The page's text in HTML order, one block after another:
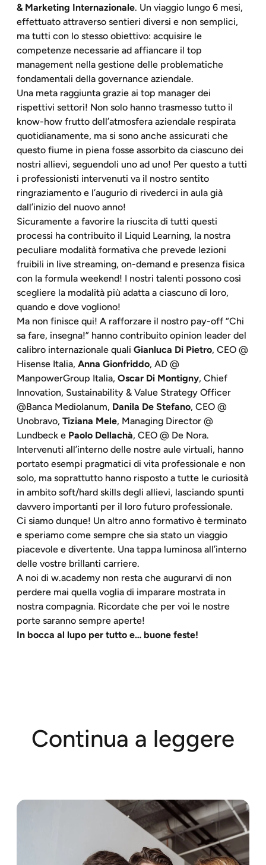
& Marketing Internazionale. Un viaggio lungo 6 mesi,
effettuato attraverso sentieri diversi e non semplici,
ma tutti con lo stesso obiettivo: acquisire le
competenze necessarie ad affiancare il top
management nella gestione delle problematiche
fondamentali della governance aziendale.
Una meta raggiunta grazie ai top manager dei
rispettivi settori! Non solo hanno trasmesso tutto il
know-how frutto dell’atmosfera aziendale respirata
quotidianamente, ma si sono anche assicurati che
questo fiume in piena fosse assorbito da ciascuno dei
nostri allievi, seguendoli uno ad uno! Per questo a tutti
i professionisti intervenuti va il nostro sentito
ringraziamento e l’augurio di rivederci in aula già
dall’inizio del nuovo anno!
Sicuramente a favorire la riuscita di tutti questi
processi ha contribuito il Liquid Learning, la nostra
peculiare modalità formativa che prevede lezioni
fruibili in live streaming, on-demand e presenza fisica
con la formula weekend! I nostri talenti possono così
scegliere la modalità più adatta a ciascuno di loro,
quando e dove vogliono!
Ma non finisce qui! A rafforzare il nostro pay-off “Chi
sa fare, insegna!” hanno contribuito opinion leader del
calibro internazionale quali Gianluca Di Pietro, CEO @
Hisense Italia, Anna Gionfriddo, AD @
ManpowerGroup Italia, Oscar Di Montigny, Chief
Innovation, Sustainability & Value Strategy Officer
@Banca Mediolanum, Danila De Stefano, CEO @
Unobravo, Tiziana Mele, Managing Director @
Lundbeck e Paolo Dellachà, CEO @ De Nora.
Intervenuti all’interno delle nostre aule virtuali, hanno
portato esempi pragmatici di vita professionale e non
solo, ma soprattutto hanno risposto a tutte le curiosità
in ambito soft/hard skills degli allievi, lasciando spunti
davvero importanti per il loro futuro professionale.
Ci siamo dunque! Un altro anno formativo è terminato
e speriamo come sempre che sia stato un viaggio
piacevole e divertente. Una tappa luminosa all’interno
delle vostre brillanti carriere.
A noi di w.academy non resta che augurarvi di non
perdere mai quella voglia di imparare mostrata in
nostra compagnia. Ricordate che per voi le nostre
porte saranno sempre aperte!
In bocca al lupo per tutto e… buone feste!
Continua a leggere